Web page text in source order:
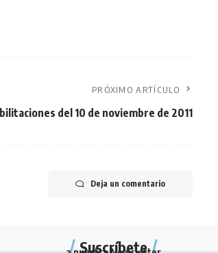
PRÓXIMO ARTÍCULO
del 10 de noviembre de 2011
Deja un comentario
Suscríbete